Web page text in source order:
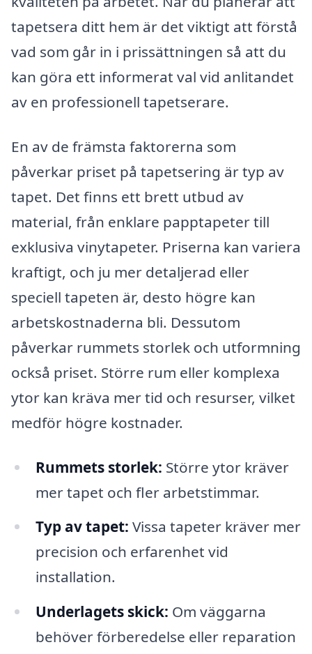
tapetsera ditt hem är det viktigt att förstå
vad som går in i prissättningen så att du
kan göra ett informerat val vid anlitandet
av en professionell tapetserare.
En av de främsta faktorerna som
påverkar priset på tapetsering är typ av
tapet. Det finns ett brett utbud av
material, från enklare papptapeter till
exklusiva vinytapeter. Priserna kan variera
kraftigt, och ju mer detaljerad eller
speciell tapeten är, desto högre kan
arbetskostnaderna bli. Dessutom
påverkar rummets storlek och utformning
också priset. Större rum eller komplexa
ytor kan kräva mer tid och resurser, vilket
medför högre kostnader.
Rummets storlek: Större ytor kräver
mer tapet och fler arbetstimmar.
Typ av tapet: Vissa tapeter kräver mer
precision och erfarenhet vid
installation.
Underlagets skick: Om väggarna
behöver förberedelse eller reparation